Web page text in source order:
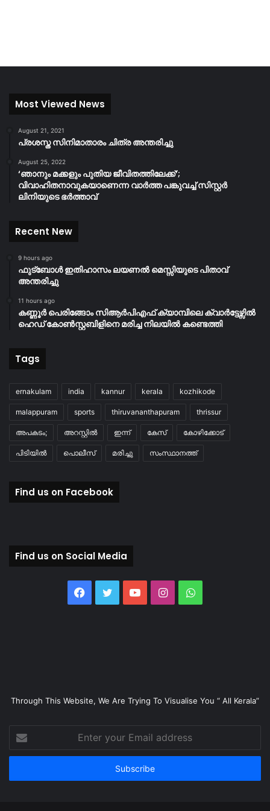
Most Viewed News
August 21, 2021
പ്രശസ്ത സിനിമാതാരം ചിത്ര അന്തരിച്ചു
August 25, 2022
‘ഞാനും മക്കളും പുതിയ ജീവിതത്തിലേക്ക്’;
വിവാഹിതനാവുകയാണെന്ന വാർത്ത പങ്കുവച്ച് സിസ്റ്റർ
ലിനിയുടെ ഭർത്താവ്
Recent New
9 hours ago
ഫുട്ബോൾ ഇതിഹാസം ലയണൽ മെസ്സിയുടെ പിതാവ്
അന്തരിച്ചു
11 hours ago
കണ്ണൂർ പെരിങ്ങോം സിആർപിഎഫ് ക്യാമ്പിലെ ക്വാർട്ടേഴ്സിൽ
ഹെഡ് കോൺസ്റ്റബിളിനെ മരിച്ച നിലയിൽ കണ്ടെത്തി
Tags
ernakulam india kannur kerala kozhikode
malappuram sports thiruvananthapuram thrissur
അപകടം; അറസ്റ്റിൽ ഇന്ന് കേസ് കോഴിക്കോട്
പിടിയിൽ പൊലീസ് മരിച്ചു സംസ്ഥാനത്ത്
Find us on Facebook
Find us on Social Media
Facebook
TwitterYouTubeInstagramWhatsApp
Through This Website, We Are Trying To Visualise You “ All Kerala”
your
Email